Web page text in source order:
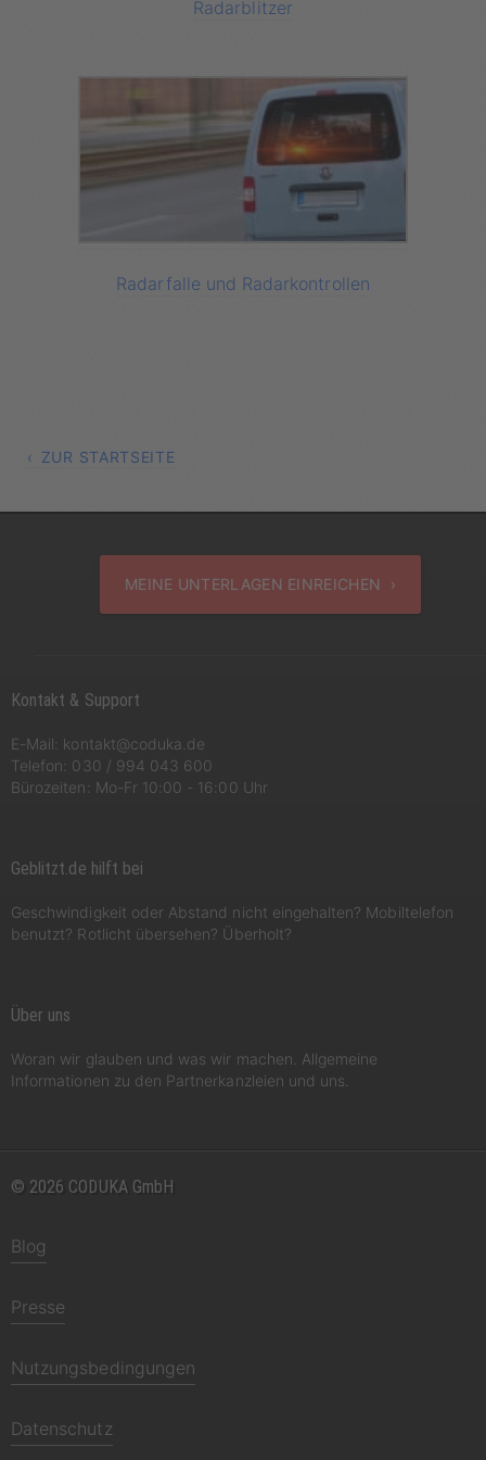
Radarblitzer
Radarfalle und Radarkontrollen
ZUR STARTSEITE
MEINE UNTERLAGEN EINREICHEN ›
Kontakt & Support
E-Mail: kontakt@coduka.de
Telefon: 030 / 994 043 600
Bürozeiten: Mo-Fr 10:00 - 16:00 Uhr
Geblitzt.de hilft bei
Geschwindigkeit oder Abstand nicht eingehalten? Mobiltelefon
benutzt? Rotlicht übersehen? Überholt?
Über uns
Woran wir glauben und was wir machen. Allgemeine
Informationen zu den Partnerkanzleien und uns.
© 2026 CODUKA GmbH
Blog
Presse
Nutzungsbedingungen
Datenschutz